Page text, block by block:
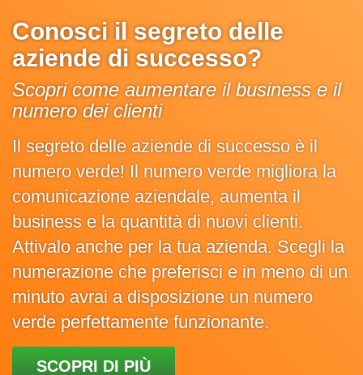
Conosci il segreto delle
aziende di successo?
Scopri come aumentare il business e il
numero dei clienti
Il segreto delle aziende di successo è il
numero verde! Il numero verde migliora la
comunicazione aziendale, aumenta il
business e la quantità di nuovi clienti.
Attivalo anche per la tua azienda. Scegli la
numerazione che preferisci e in meno di un
minuto avrai a disposizione un numero
verde perfettamente funzionante.
SCOPRI DI PIÙ